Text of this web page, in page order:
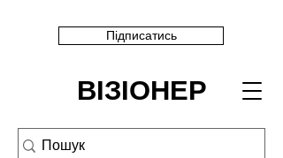
ВІЗІОНЕР
Підписатись